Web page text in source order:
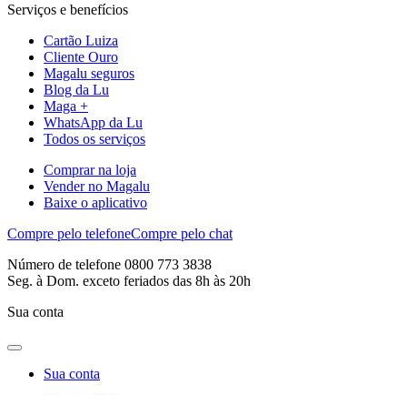
Serviços e benefícios
Cartão Luiza
Cliente Ouro
Magalu seguros
Blog da Lu
Maga +
WhatsApp da Lu
Todos os serviços
Comprar na loja
Vender no Magalu
Baixe o aplicativo
Compre pelo telefoneCompre pelo chat
Número de telefone 0800 773 3838
Seg. à Dom. exceto feriados das 8h às 20h
Sua conta
Sua conta